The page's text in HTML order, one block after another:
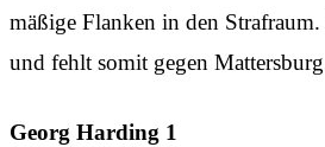
mäßige Flanken in den
und fehlt somit gegen
Georg Harding 1